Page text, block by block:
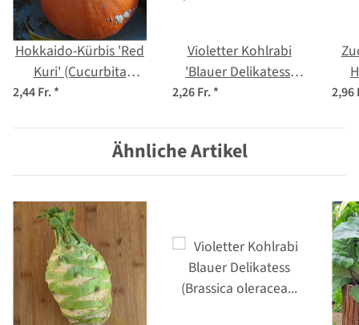
Hokkaido-Kürbis 'Red
Kuri' (Cucurbita
maxima) Bio Saatgut
2,44 Fr.*
Violetter Kohlrabi
'Blauer Delikatess'
(Brassica oleracea var.
Samen
2,26 Fr.* 2,96
Ähnliche Artikel